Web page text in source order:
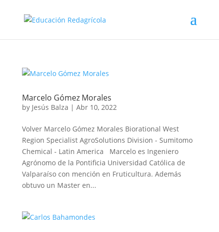
Marcelo Gómez Morales
by Jesús Balza | Abr 10, 2022
Volver Marcelo Gómez Morales Biorational West
Region Specialist AgroSolutions Division - Sumitomo
Chemical - Latin America Marcelo es Ingeniero
Agrónomo de la Pontificia Universidad Católica de
Valparaíso con mención en Fruticultura. Además
obtuvo un Master en...